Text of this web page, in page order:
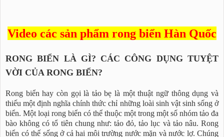
Video các sản phẩm rong biển Hàn Quốc
RONG BIỂN LÀ GÌ? CÁC CÔNG DỤNG TUYỆT
VỜI CỦA RONG BIỂN?
Rong biển hay còn gọi là tảo bẹ là một thuật ngữ thông dụng và
thiếu một định nghĩa chính thức chỉ những loài sinh vật sinh sống ở
biển. Một loại rong biển có thể thuộc một trong một số nhóm tảo đa
bào không có tổ tiên chung như: tảo đỏ, tảo lục và tảo nâu. Rong
biển có thế sống ở cả hai môi trường nước mặn và nước lợ. Chúng